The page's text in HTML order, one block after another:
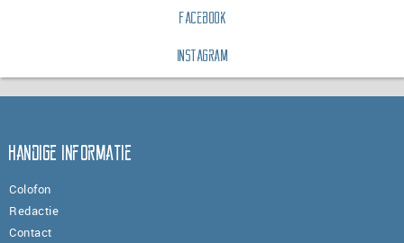
Facebook
Instagram
Handige informatie
Colofon
Redactie
Contact